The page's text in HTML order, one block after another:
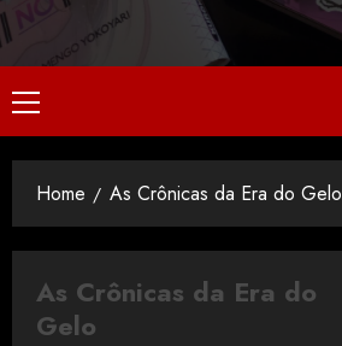
Home As Crônicas da Era do Gelo
As Crônicas da Era do
Gelo